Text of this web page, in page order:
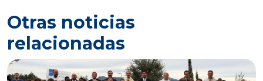
Otras noticias
relacionadas